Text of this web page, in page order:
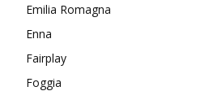
Emilia Romagna
Enna
Fairplay
Foggia